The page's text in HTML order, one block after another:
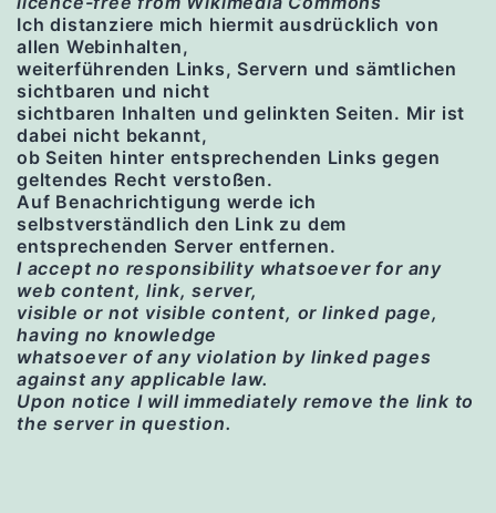
Ich distanziere mich hiermit ausdrücklich von
allen Webinhalten,
weiterführenden Links, Servern und sämtlichen
sichtbaren und nicht
sichtbaren Inhalten und gelinkten Seiten. Mir ist
dabei nicht bekannt,
ob Seiten hinter entsprechenden Links gegen
geltendes Recht verstoßen.
Auf Benachrichtigung werde ich
selbstverständlich den Link zu dem
entsprechenden Server entfernen.
I accept no responsibility whatsoever for any
web content, link, server,
visible or not visible content, or linked page,
having no knowledge
whatsoever of any violation by linked pages
against any applicable law.
Upon notice I will immediately remove the link to
the server in question.